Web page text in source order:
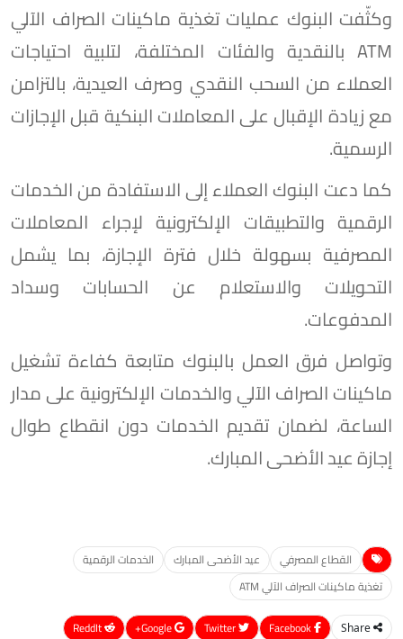
وكثّفت البنوك عمليات تغذية ماكينات الصراف الآلي
ATM بالنقدية والفئات المختلفة، لتلبية احتياجات
العملاء من السحب النقدي وصرف العيدية، بالتزامن
مع زيادة الإقبال على المعاملات البنكية قبل الإجازات
الرسمية.
كما دعت البنوك العملاء إلى الاستفادة من الخدمات
الرقمية والتطبيقات الإلكترونية لإجراء المعاملات
المصرفية بسهولة خلال فترة الإجازة، بما يشمل
التحويلات والاستعلام عن الحسابات وسداد
المدفوعات.
وتواصل فرق العمل بالبنوك متابعة كفاءة تشغيل
ماكينات الصراف الآلي والخدمات الإلكترونية على مدار
الساعة، لضمان تقديم الخدمات دون انقطاع طوال
إجازة عيد الأضحى المبارك.
القطاع المصرفي عيد الأضحى المبارك
الخدمات الرقمية
تغذية ماكينات الصراف الآلي ATM
Share
Google+
ReddIt